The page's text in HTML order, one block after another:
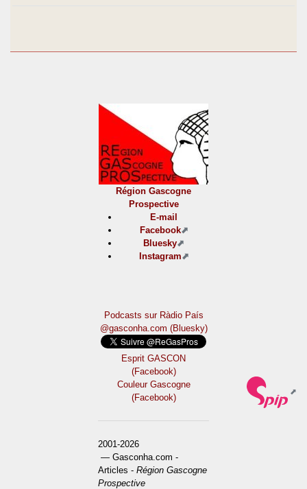
Région Gascogne
Prospective
E-mail
Facebook
Bluesky
Instagram
Podcasts sur Ràdio País
@gasconha.com (Bluesky)
Esprit GASCON
(Facebook)
Couleur Gascogne
(Facebook)
2001-2026
— Gasconha.com -
Articles -Région Gascogne
Prospective